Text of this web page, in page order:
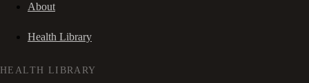
About
Health Library
HEALTH LIBRARY